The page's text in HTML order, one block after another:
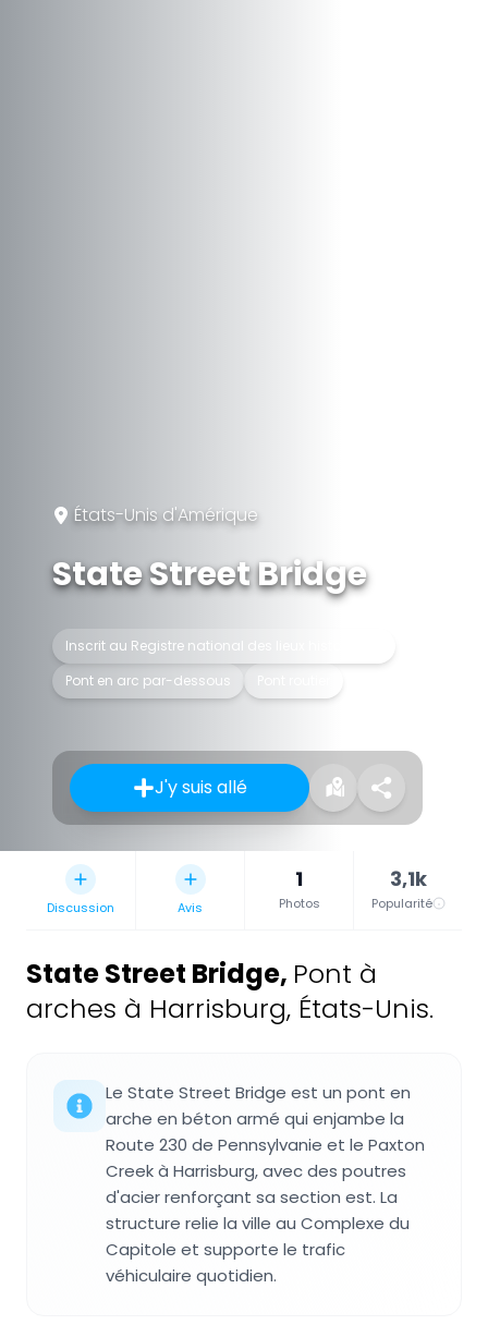
États-Unis d'Amérique
State Street Bridge
Inscrit au Registre national des lieux historiques
Pont en arc par-dessous
J'y suis allé
Discussion Avis
1
Photos
3,1k
Popularité
State Street Bridge, Pont à
arches à Harrisburg, États-Unis.
Le State Street Bridge est un pont en
arche en béton armé qui enjambe la
Route 230 de Pennsylvanie et le Paxton
Creek à Harrisburg, avec des poutres
d'acier renforçant sa section est. La
structure relie la ville au Complexe du
Capitole et supporte le trafic
véhiculaire quotidien.